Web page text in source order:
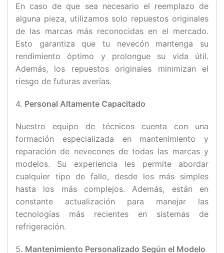
En caso de que sea necesario el reemplazo de
alguna pieza, utilizamos solo repuestos originales
de las marcas más reconocidas en el mercado.
Esto garantiza que tu nevecón mantenga su
rendimiento óptimo y prolongue su vida útil.
Además, los repuestos originales minimizan el
riesgo de futuras averías.
4. Personal Altamente Capacitado
Nuestro equipo de técnicos cuenta con una
formación especializada en mantenimiento y
reparación de nevecones de todas las marcas y
modelos. Su experiencia les permite abordar
cualquier tipo de fallo, desde los más simples
hasta los más complejos. Además, están en
constante actualización para manejar las
tecnologías más recientes en sistemas de
refrigeración.
5. Mantenimiento Personalizado Según el Modelo